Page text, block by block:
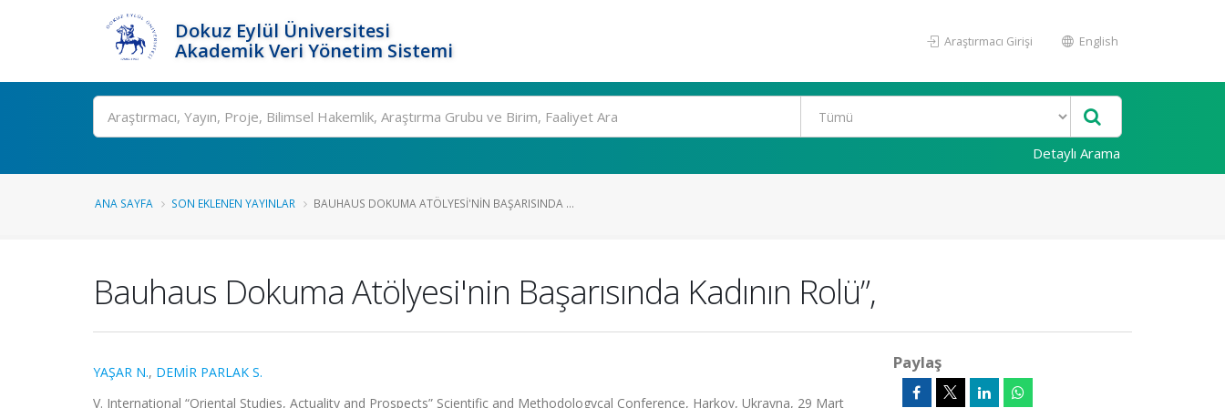
Dokuz Eylül Üniversitesi
Akademik Veri Yönetim Sistemi
Araştırmacı Girişi English
Ara
Detaylı Arama
ANA SAYFA SON EKLENEN YAYINLAR BAUHAUS DOKUMA ATÖLYESI'NIN BAŞARISINDA ...
Bauhaus Dokuma Atölyesi'nin Başarısında Kadının Rolü”,
YAŞAR N., DEMİR PARLAK S.
V. International “Oriental Studies, Actuality and Prospects” Scientific and Methodologycal Conference, Harkov, Ukrayna, 29 Mart
Paylaş